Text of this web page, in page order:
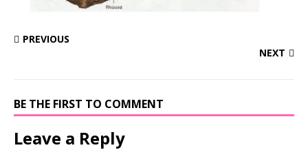
PREVIOUS
NEXT
BE THE FIRST TO COMMENT
Leave a Reply